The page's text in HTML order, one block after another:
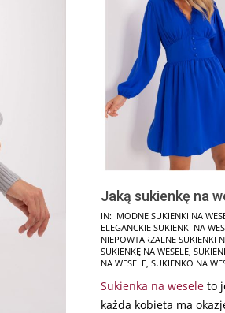
Jaką sukienkę na
2026-
04-
12
IN: MODNE SUKIENKI NA
ELEGANCKIE SUKIENKI NA
NIEPOWTARZALNE SUKIENKI
SUKIENKĘ NA WESELE,
NA WESELE, SUKIENKO NA
Sukienka na wesele to
każda kobieta ma